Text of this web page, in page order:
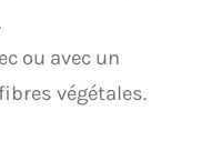
ou avec un
végétales.